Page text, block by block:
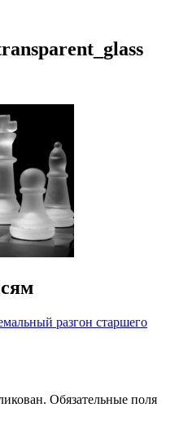
разгон старшего
Обязательные поля